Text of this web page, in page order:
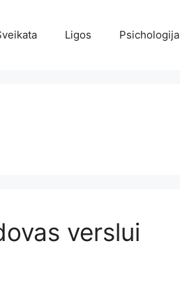
Ligos Psichologija
verslui